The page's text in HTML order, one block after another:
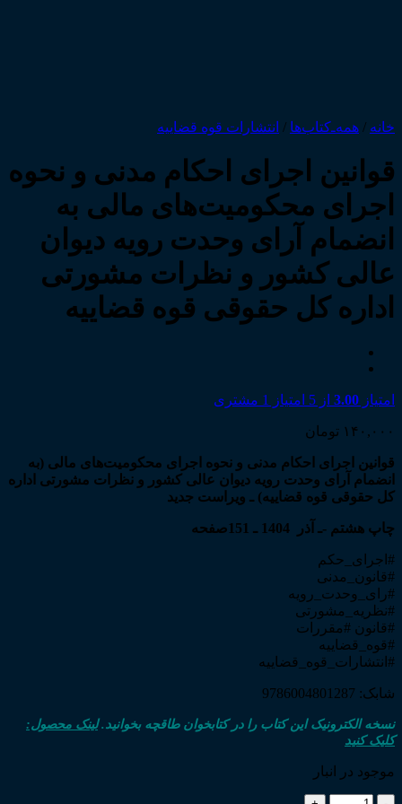
خانه / همه‌ـ‌کتاب‌ها / انتشارات قوه قضاییه
قوانین اجرای احکام مدنی و نحوه
اجرای محکومیت‌های مالی به
انضمام آرای وحدت رویه دیوان
عالی کشور و نظرات مشورتی
اداره کل حقوقی قوه قضاییه
امتیاز 3.00 از 5 امتیاز 1 مشتری
۱۴۰,۰۰۰ تومان
قوانین اجرای احکام مدنی و نحوه اجرای محکومیت‌های مالی (به
انضمام آرای وحدت رویه دیوان عالی کشور و نظرات مشورتی اداره
کل حقوقی قوه قضاییه) ـ ویراست جدید
چاپ هشتم -ـ آذر 1404 ـ 151صفحه
#اجرای_حکم
#قانون_مدنی
#رای_وحدت_رویه
#نظریه_مشورتی
#قانون #مقررات
#قوه_قضاییه
#انتشارات_قوه_قضاییه
شابک: 9786004801287
نسخه الکترونیک این کتاب را در کتابخوان طاقچه بخوانید.لینک محصول:
کلیک کنید
موجود در انبار